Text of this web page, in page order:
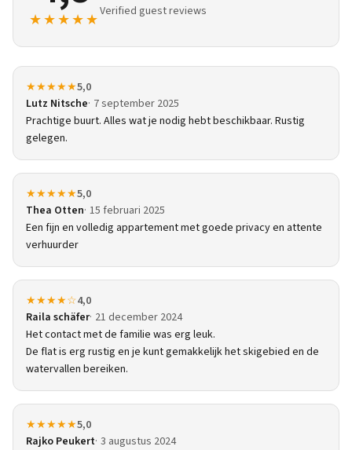
★★★★★Verified guest reviews
★★★★★5,0
Lutz Nitsche 7 september 2025
Prachtige buurt. Alles wat je nodig hebt beschikbaar. Rustig
gelegen.
★★★★★5,0
Thea Otten 15 februari 2025
Een fijn en volledig appartement met goede privacy en attente
verhuurder
★★★★☆4,0
Raila schäfer 21 december 2024
Het contact met de familie was erg leuk.
De flat is erg rustig en je kunt gemakkelijk het skigebied en de
watervallen bereiken.
★★★★★5,0
Rajko Peukert 3 augustus 2024